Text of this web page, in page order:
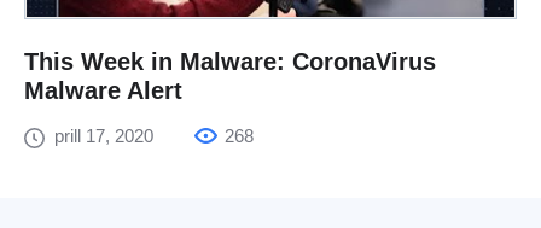
This Week in Malware: CoronaVirus
Malware Alert
prill 17, 2020 268